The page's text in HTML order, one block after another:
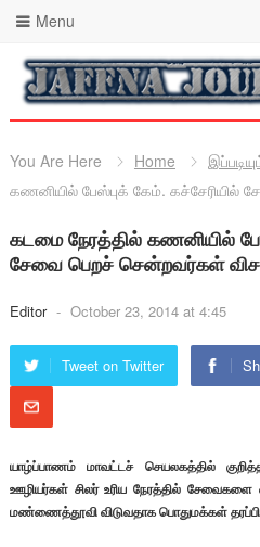
Menu
You Are Here Home
கணனியில் பேஸ்புக் கேம்.
கடமை நேரத்தில் கணனியில்
சேவை பெறச் சென்றவர்கள்
Editor - October 23, 2014 at 4:45
Tweet on Twitter
யாழ்ப்பாணம் மாவட்டச் செயலகத்தில்
ஊழியர்கள் சிலர் உரிய நேரத்தில்
மண்ணைத்தூவி விடுவதாக பொதுமக்கள்